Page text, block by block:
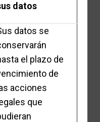
datos
datos se
el plazo de
de
acciones
que